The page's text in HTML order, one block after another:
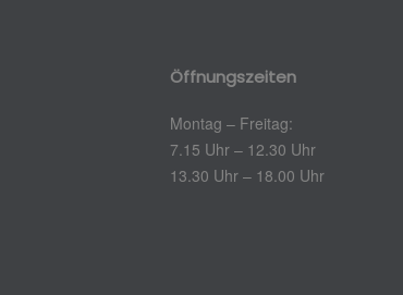
Öffnungszeiten
Montag – Freitag:
7.15 Uhr – 12.30 Uhr
13.30 Uhr – 18.00 Uhr